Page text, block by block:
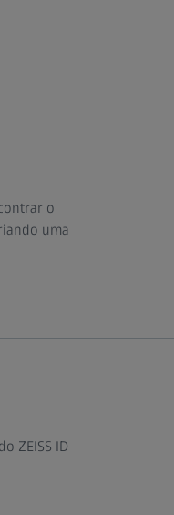
o
uma
ZEISS ID